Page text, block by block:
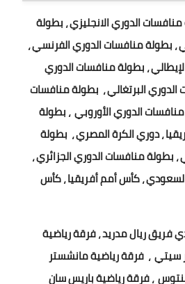
، بطولة منافسات الدوري الانجليزي ، بطولة
، بطولة منافسات الدوري الفرنسي ،
، بطولة منافسات الدوري
الدوري البرتغالي ، بطولة منافسات
الدوري الأوروبي ، بطولة
، دوري الكرة المصري ، بطولة
بطولة منافسات الدوري الجزائري ،
، كأس أمم أفريقيا ، كأس
فريق ريال مدريد ، فرقة رياضية
سيتي ، فرقة رياضية مانشستر
، فرقة رياضية باريس سان